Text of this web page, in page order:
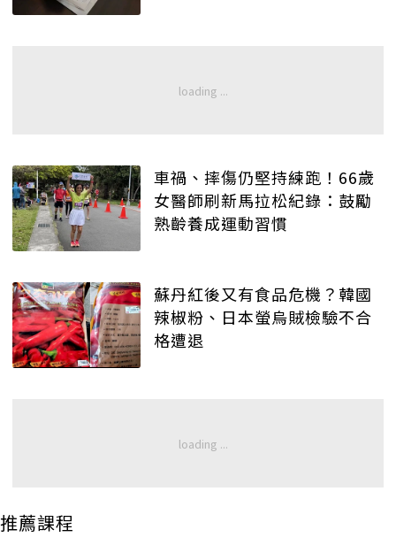
車禍、摔傷仍堅持練跑！66歲
女醫師刷新馬拉松紀錄：鼓勵
熟齡養成運動習慣
蘇丹紅後又有食品危機？韓國
辣椒粉、日本螢烏賊檢驗不合
格遭退
推薦課程